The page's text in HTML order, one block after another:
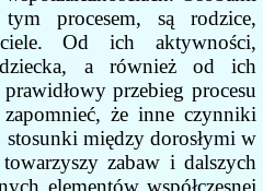
procesem, są rodzice,
Od ich aktywności,
a również od ich
przebieg procesu
że inne czynniki
między dorosłymi w
zabaw i dalszych
elementów współczesnej